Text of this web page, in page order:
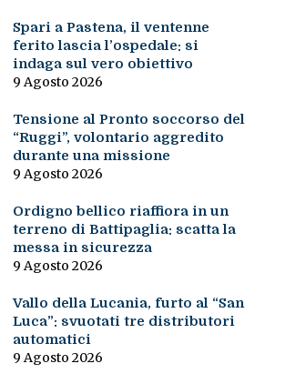
Spari a Pastena, il ventenne
ferito lascia l’ospedale: si
indaga sul vero obiettivo
9 Agosto 2026
Tensione al Pronto soccorso del
“Ruggi”, volontario aggredito
durante una missione
9 Agosto 2026
Ordigno bellico riaffiora in un
terreno di Battipaglia: scatta la
messa in sicurezza
9 Agosto 2026
Vallo della Lucania, furto al “San
Luca”: svuotati tre distributori
automatici
9 Agosto 2026